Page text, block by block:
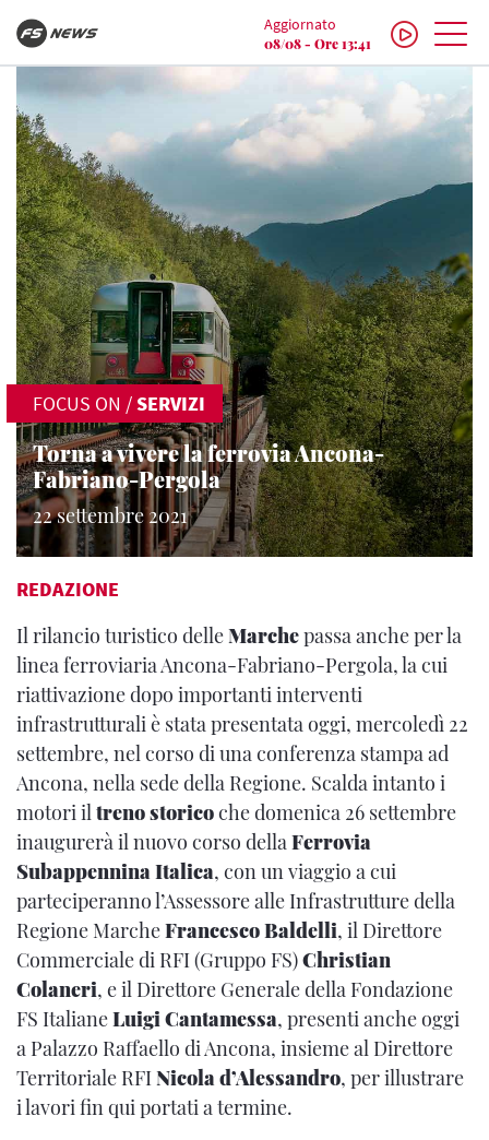
Aggiornato
08/08 - Ore 13:41
FOCUS ON /SERVIZI
Torna a vivere la ferrovia Ancona-
Fabriano-Pergola
22 settembre 2021
REDAZIONE
Il rilancio turistico delleMarchepassa anche per la
linea ferroviaria Ancona-Fabriano-Pergola, la cui
riattivazione dopo importanti interventi
infrastrutturali è stata presentata oggi, mercoledì 22
settembre, nel corso di una conferenza stampa ad
Ancona, nella sede della Regione. Scalda intanto i
motori iltreno storicoche domenica 26 settembre
inaugurerà il nuovo corso dellaFerrovia
Subappennina Italica, con un viaggio a cui
parteciperanno l’Assessore alle Infrastrutture della
Regione MarcheFrancesco Baldelli, il Direttore
Commerciale di RFI (Gruppo FS)Christian
Colaneri, e il Direttore Generale della Fondazione
FS ItalianeLuigi Cantamessa, presenti anche oggi
a Palazzo Raffaello di Ancona, insieme al Direttore
Territoriale RFINicola d’Alessandro, per illustrare
i lavori fin qui portati a termine.